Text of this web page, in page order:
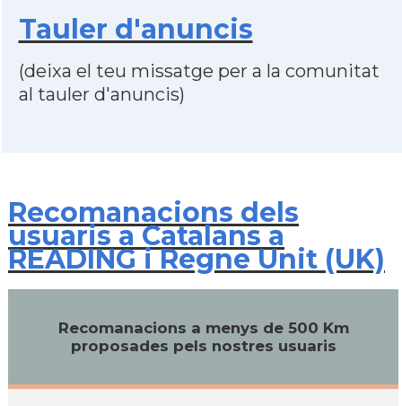
Tauler d'anuncis
(deixa el teu missatge per a la comunitat
al tauler d'anuncis)
Recomanacions dels
usuaris a Catalans a
READING i Regne Unit (UK)
Recomanacions a menys de 500 Km
proposades pels nostres usuaris